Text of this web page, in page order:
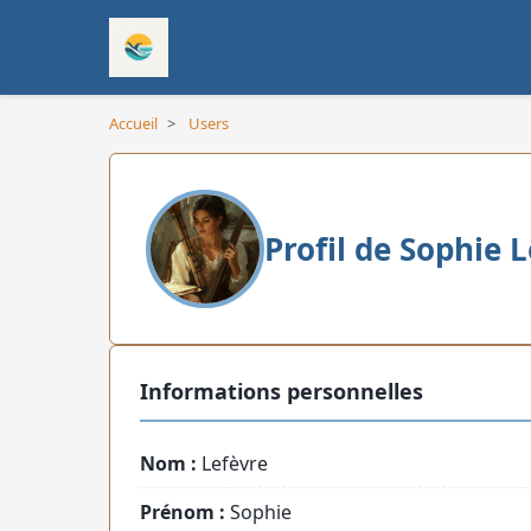
Accueil > Users
Profil de Sophie
Informations personnelles
Nom : Lefèvre
Prénom : Sophie